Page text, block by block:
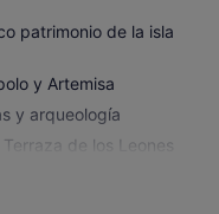
patrimonio de la isla
y Artemisa
y arqueología
de los Leones